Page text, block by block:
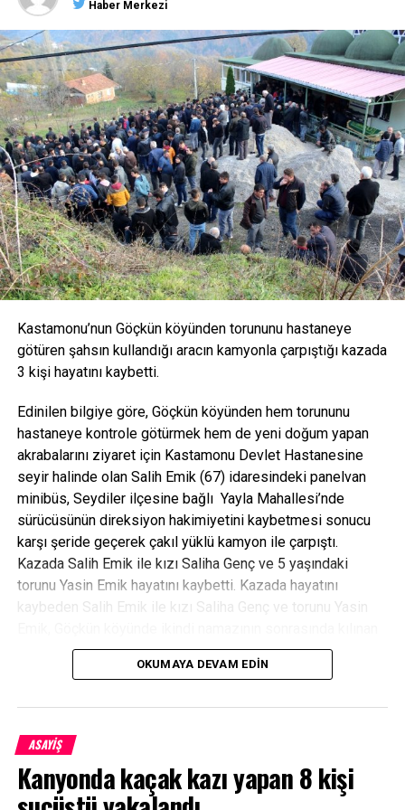
edildi.
< >
YORUMLAR
Facebook Yorumları
ETIKETLER SARIKAMIŞ
SONRAKI HABER
ÖNCEKI HABER
Kastamonu’da Trafik Kazaları: 5 Yaralı
Haber Merkezi
Kastamonu’nun Göçkün köyünden torununu hastaneye
götüren şahsın kullandığı aracın kamyonla çarpıştığı kazada
3 kişi hayatını kaybetti.
Edinilen bilgiye göre, Göçkün köyünden hem torununu
hastaneye kontrole götürmek hem de yeni doğum yapan
akrabalarını ziyaret için Kastamonu Devlet Hastanesine
seyir halinde olan Salih Emik (67) idaresindeki panelvan
minibüs, Seydiler ilçesine bağlı Yayla Mahallesi’nde
sürücüsünün direksiyon hakimiyetini kaybetmesi sonucu
karşı şeride geçerek çakıl yüklü kamyon ile çarpıştı.
Kazada Salih Emik ile kızı Saliha Genç ve 5 yaşındaki
torunu Yasin Emik hayatını kaybetti. Kazada hayatını
kaybeden Salih Emik ile kızı Saliha Genç ve torunu Yasin
cenaze namazının ardından aile kabristanlığında gözyaşları
arasında son yolculuğuna uğurlandı.
1 hafta önce de 3 kişi hayatını kaybetmişti
Geçen hafta meydana gelen kazada da, İnebolu’dan
Antalya’ya seyir halinde olan Şahin Küm idaresindeki
otomobil (28), Taşoluk mevkiinde tır ile çarpışmış kazada
OKUMAYA DEVAM EDIN
ASAYİŞ
Kanyonda kaçak kazı yapan 8 kişi